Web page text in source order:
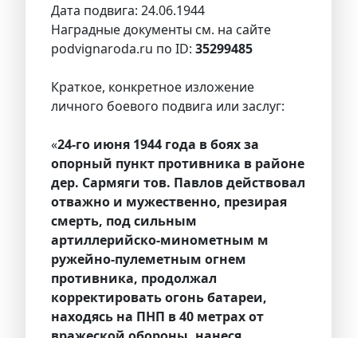
Дата подвига: 24.06.1944
Наградные документы см. на сайте
podvignaroda.ru по ID: 35299485
Краткое, конкретное изложение
личного боевого подвига или заслуг:
«24-го июня 1944 года в боях за
опорный пункт противника в районе
дер. Сармяги тов. Павлов действовал
отважно и мужественно, презирая
смерть, под сильным
артиллерийско-минометным м
ружейно-пулеметным огнем
противника, продолжал
корректировать огонь батареи,
находясь на ПНП в 40 метрах от